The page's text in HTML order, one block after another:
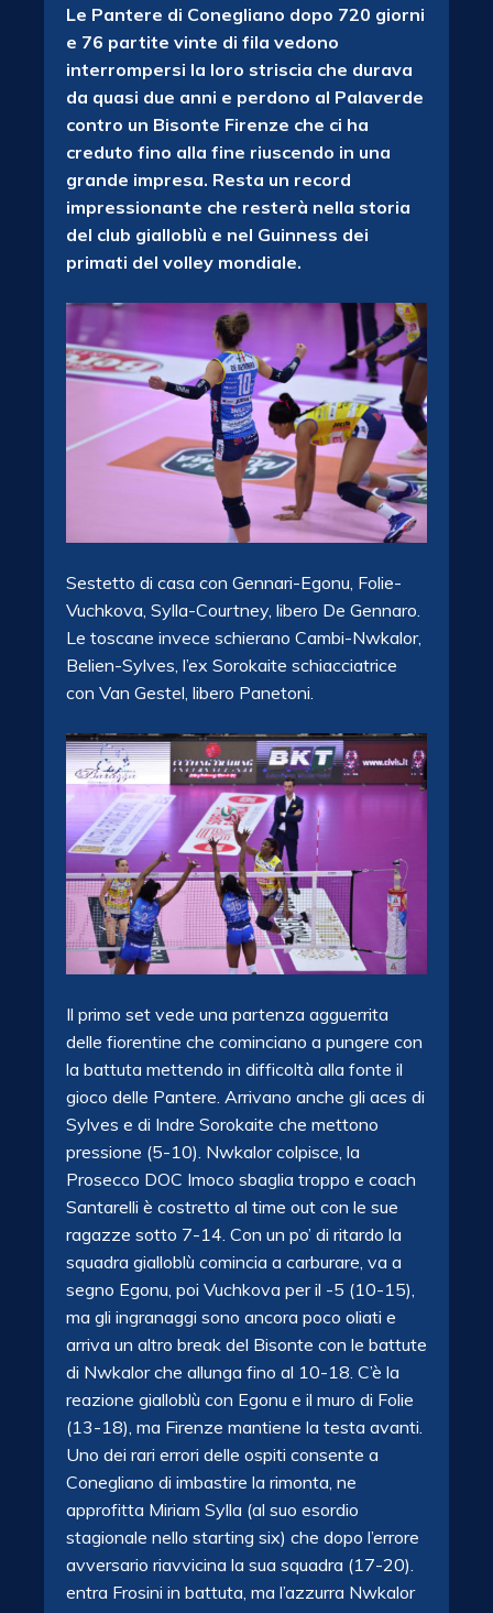
Le Pantere di Conegliano dopo 720 giorni
e 76 partite vinte di fila vedono
interrompersi la loro striscia che durava
da quasi due anni e perdono al Palaverde
contro un Bisonte Firenze che ci ha
creduto fino alla fine riuscendo in una
grande impresa. Resta un record
impressionante che resterà nella storia
del club gialloblù e nel Guinness dei
primati del volley mondiale.
Sestetto di casa con Gennari-Egonu, Folie-
Vuchkova, Sylla-Courtney, libero De Gennaro.
Le toscane invece schierano Cambi-Nwkalor,
Belien-Sylves, l’ex Sorokaite schiacciatrice
con Van Gestel, libero Panetoni.
Il primo set vede una partenza agguerrita
delle fiorentine che cominciano a pungere con
la battuta mettendo in difficoltà alla fonte il
gioco delle Pantere. Arrivano anche gli aces di
Sylves e di Indre Sorokaite che mettono
pressione (5-10). Nwkalor colpisce, la
Prosecco DOC Imoco sbaglia troppo e coach
Santarelli è costretto al time out con le sue
ragazze sotto 7-14. Con un po’ di ritardo la
squadra gialloblù comincia a carburare, va a
segno Egonu, poi Vuchkova per il -5 (10-15),
ma gli ingranaggi sono ancora poco oliati e
arriva un altro break del Bisonte con le battute
di Nwkalor che allunga fino al 10-18. C’è la
reazione gialloblù con Egonu e il muro di Folie
(13-18), ma Firenze mantiene la testa avanti.
Uno dei rari errori delle ospiti consente a
Conegliano di imbastire la rimonta, ne
approfitta Miriam Sylla (al suo esordio
stagionale nello starting six) che dopo l’errore
avversario riavvicina la sua squadra (17-20).
entra Frosini in battuta, ma l’azzurra Nwkalor